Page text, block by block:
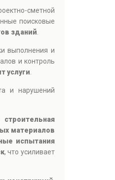
сметной
поисковые
зданий
выполнения и
и контроль
услуги
и нарушений
строительная
материалов
испытания
, что усиливает